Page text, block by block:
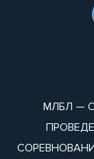
МЛБЛ —